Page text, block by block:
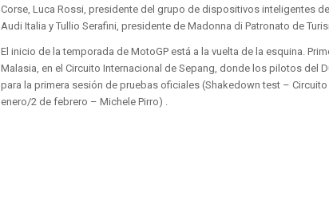
Corse, Luca Rossi, presidente del grupo de dispositivos inteligentes
Audi Italia y Tullio Serafini, presidente de Madonna di Patronato de
El inicio de la temporada de MotoGP está a la vuelta de la esquina.
Malasia, en el Circuito Internacional de Sepang, donde los pilotos del
para la primera sesión de pruebas oficiales (Shakedown test –
enero/2 de febrero – Michele Pirro) .